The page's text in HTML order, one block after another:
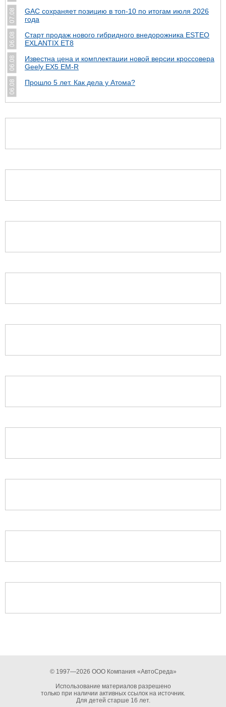
07.08
GAC сохраняет позицию в топ-10 по итогам июля 2026
года
06.08
Старт продаж нового гибридного внедорожника ESTEO
EXLANTIX ET8
06.08
Известна цена и комплектации новой версии кроссовера
Geely EX5 EM-R
06.08 Прошло 5 лет. Как дела у Атома?
© 1997—2026 ООО Компания «АвтоСреда»
Использование материалов разрешено
только при наличии активных ссылок на источник.
Для детей старше 16 лет.